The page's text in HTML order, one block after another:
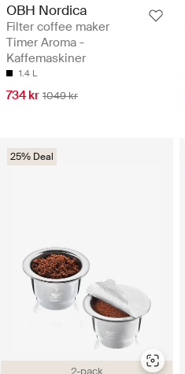
OBH Nordica
Filter coffee maker
Timer Aroma -
Kaffemaskiner
1.4 L
734 kr 1049 kr
2-pack
25% Deal